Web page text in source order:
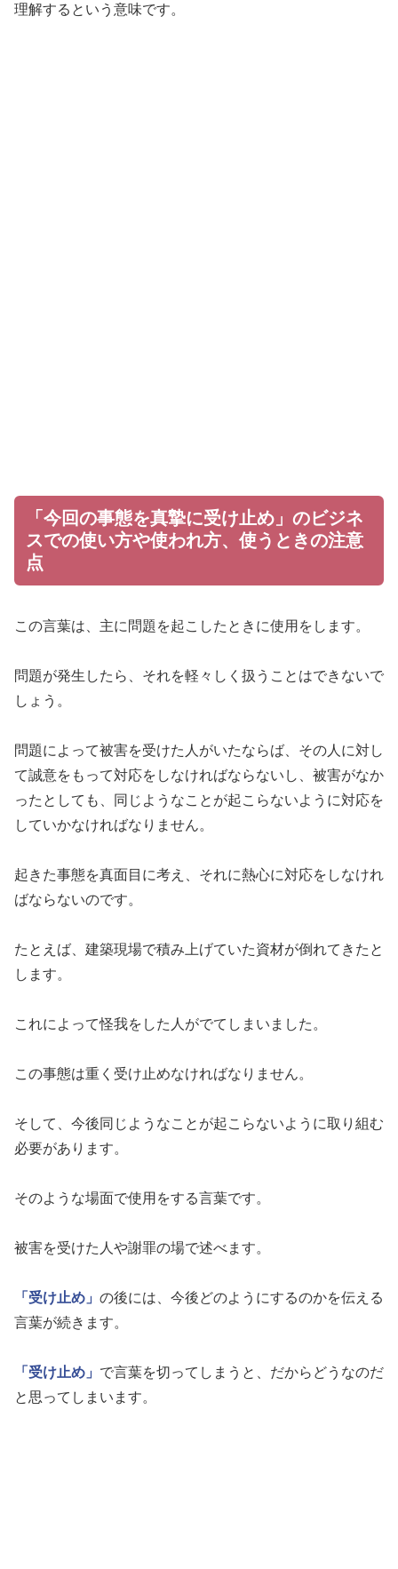
理解するという意味です。
「今回の事態を真摯に受け止め」のビジネ
スでの使い方や使われ方、使うときの注意
点
この言葉は、主に問題を起こしたときに使用をします。
問題が発生したら、それを軽々しく扱うことはできないで
しょう。
問題によって被害を受けた人がいたならば、その人に対し
て誠意をもって対応をしなければならないし、被害がなか
ったとしても、同じようなことが起こらないように対応を
していかなければなりません。
起きた事態を真面目に考え、それに熱心に対応をしなけれ
ばならないのです。
たとえば、建築現場で積み上げていた資材が倒れてきたと
します。
これによって怪我をした人がでてしまいました。
この事態は重く受け止めなければなりません。
そして、今後同じようなことが起こらないように取り組む
必要があります。
そのような場面で使用をする言葉です。
被害を受けた人や謝罪の場で述べます。
「受け止め」 の後には、今後どのようにするのかを伝える
言葉が続きます。
「受け止め」 で言葉を切ってしまうと、だからどうなのだ
と思ってしまいます。